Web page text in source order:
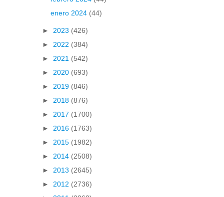
enero 2024 (44)
► 2023 (426)
► 2022 (384)
► 2021 (542)
► 2020 (693)
► 2019 (846)
► 2018 (876)
► 2017 (1700)
► 2016 (1763)
► 2015 (1982)
► 2014 (2508)
► 2013 (2645)
► 2012 (2736)